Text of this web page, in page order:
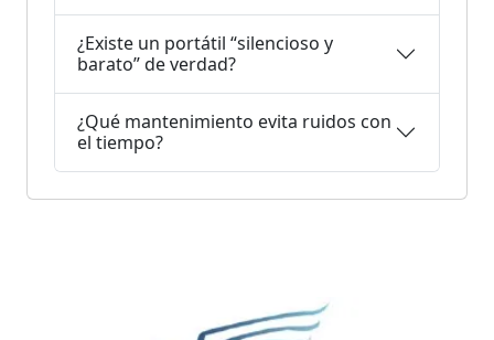
¿Existe un portátil “silencioso y
barato” de verdad?
¿Qué mantenimiento evita ruidos con
el tiempo?